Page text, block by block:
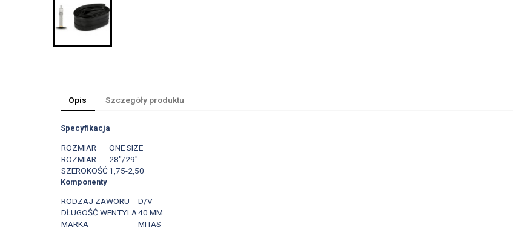
Opis Szczegóły produktu
Specyfikacja
ROZMIAR
ONE SIZE
ROZMIAR
28"/29"
SZEROKOŚĆ 1,75-2,50
Komponenty
RODZAJ ZAWORU
D/V
DŁUGOŚĆ WENTYLA40 MM
MARKA
MITAS